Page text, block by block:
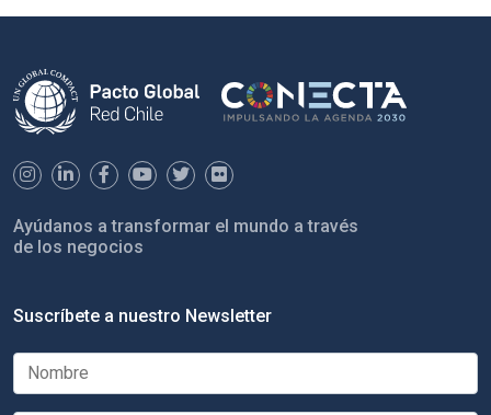
Ayúdanos a transformar el mundo a través
de los negocios
Suscríbete a nuestro Newsletter